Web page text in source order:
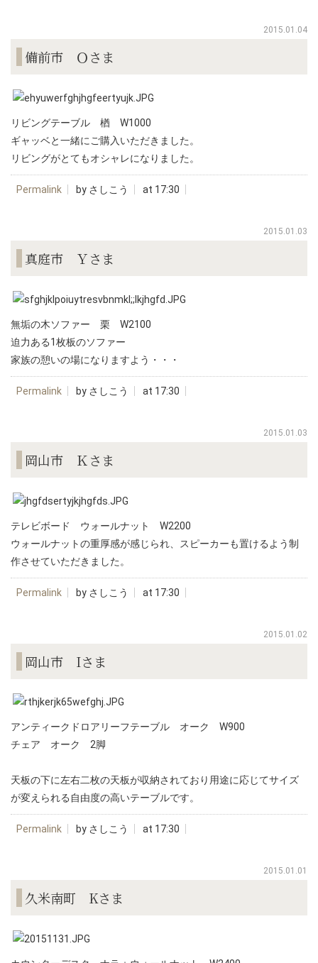
2015.01.04
備前市 Ｏさま
リビングテーブル 楢 W1000
ギャッベと一緒にご購入いただきました。
リビングがとてもオシャレになりました。
Permalink by さしこう at 17:30
2015.01.03
真庭市 Ｙさま
無垢の木ソファー 栗 W2100
迫力ある1枚板のソファー
家族の憩いの場になりますよう・・・
Permalink by さしこう at 17:30
2015.01.03
岡山市 Ｋさま
テレビボード ウォールナット W2200
ウォールナットの重厚感が感じられ、スピーカーも置けるよう制
作させていただきました。
Permalink by さしこう at 17:30
2015.01.02
岡山市 Iさま
アンティークドロアリーフテーブル オーク W900
チェア オーク 2脚
天板の下に左右二枚の天板が収納されており用途に応じてサイズ
が変えられる自由度の高いテーブルです。
Permalink by さしこう at 17:30
2015.01.01
久米南町 Kさま